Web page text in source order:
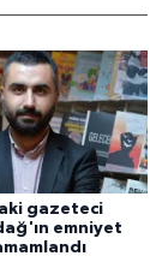
gazeteci
emniyet